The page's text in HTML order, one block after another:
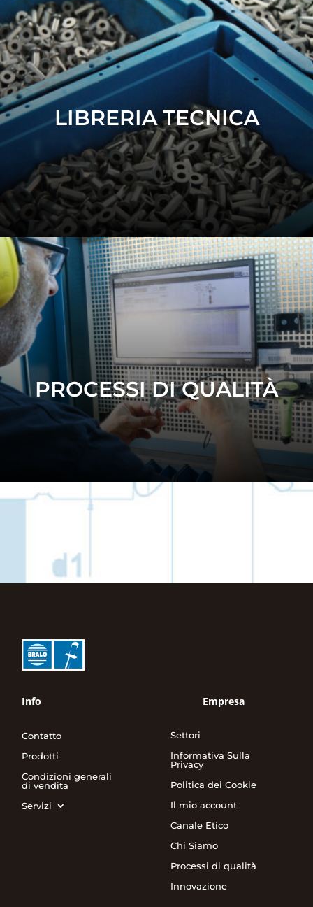
LIBRERIA TECNICA
PROCESSI DI QUALITÀ
Info
Contatto
Prodotti
Condizioni generali
di vendita
Servizi
Empresa
Settori
Informativa Sulla
Privacy
Politica dei Cookie
Il mio account
Canale Etico
Chi Siamo
Processi di qualità
Innovazione